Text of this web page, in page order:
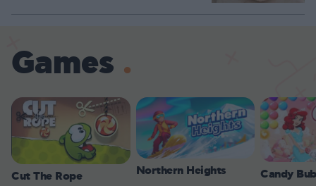
Games
Cut The Rope Northern Heights Candy